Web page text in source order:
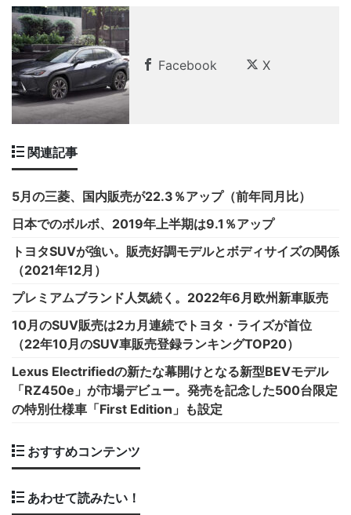
Facebook X
関連記事
5月の三菱、国内販売が22.3％アップ（前年同月比）
日本でのボルボ、2019年上半期は9.1％アップ
トヨタSUVが強い。販売好調モデルとボディサイズの関係
（2021年12月）
プレミアムブランド人気続く。2022年6月欧州新車販売
10月のSUV販売は2カ月連続でトヨタ・ライズが首位
（22年10月のSUV車販売登録ランキングTOP20）
Lexus Electrifiedの新たな幕開けとなる新型BEVモデル
「RZ450e」が市場デビュー。発売を記念した500台限定
の特別仕様車「First Edition」も設定
おすすめコンテンツ
あわせて読みたい！